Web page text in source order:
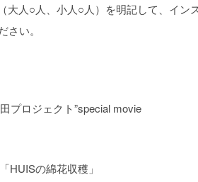
大人○人、小人○人）を明記して、イン
い。
プロジェクト”special movie
HUISの綿花収穫」